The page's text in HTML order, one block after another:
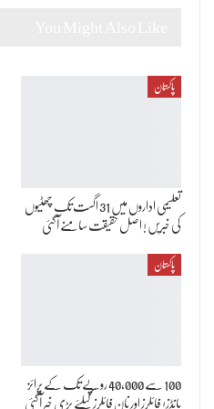
پاکستان
تعلیمی اداروں میں 31 اگست تک چھٹیوں
کی خبریں ! اصل حقیقت سامنے آگئی
پاکستان
100 سے 40,000 روپے تک کے پرائز
بانڈز! فائلرز اور نان فائلرز کیلئے بڑی خبر آگئی